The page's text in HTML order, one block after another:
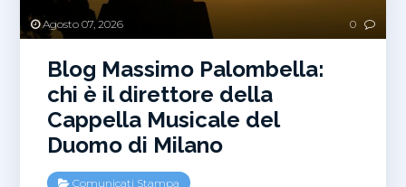
Agosto 07, 2026 0
Blog Massimo Palombella:
chi è il direttore della
Cappella Musicale del
Duomo di Milano
Comunicati Stampa